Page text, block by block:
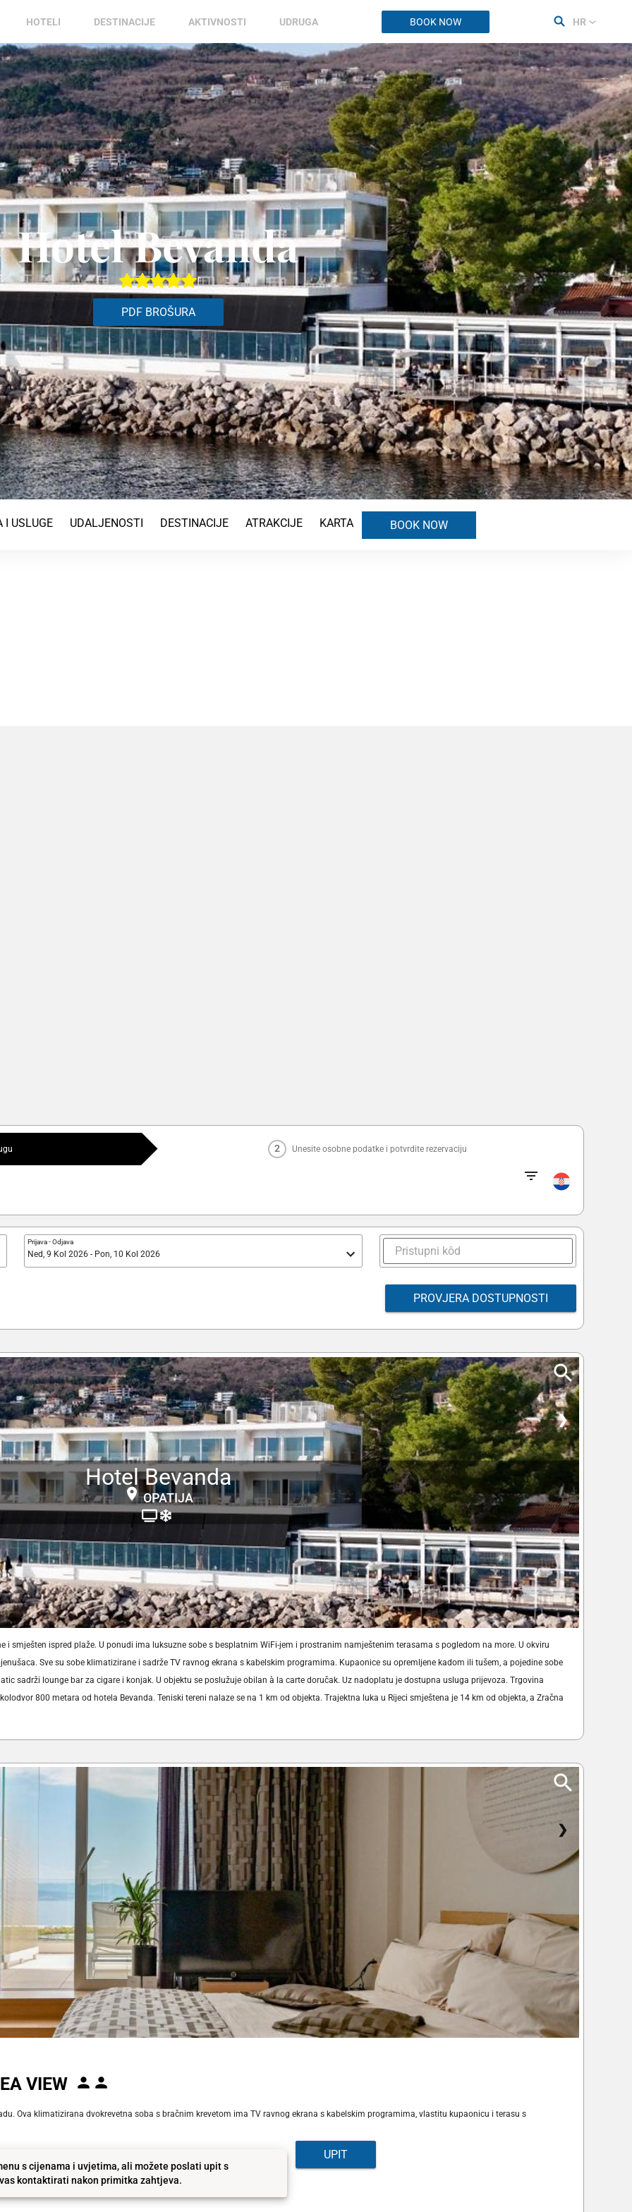
HOTELI DESTINACIJE AKTIVNOSTI UDRUGA BOOK NOW HR
Hotel Bevanda
PDF BROŠURA
I USLUGE UDALJENOSTI DESTINACIJE ATRAKCIJE KARTA BOOK NOW
2 Unesite osobne podatke i potvrdite rezervaciju
Prijava-Odjava
Ned, 9 Kol 2026 - Pon, 10 Kol 2026
PROVJERA DOSTUPNOSTI
❯
Hotel Bevanda
OPATIJA
i smješten ispred plaže. U ponudi ima luksuzne sobe s besplatnim WiFi-jem i prostranim namještenim terasama s pogledom na more. U okviru
Sve su sobe klimatizirane i sadrže TV ravnog ekrana s kabelskim programima. Kupaonice su opremljene kadom ili tušem, a pojedine sobe
sadrži lounge bar za cigare i konjak. U objektu se poslužuje obilan à la carte doručak. Uz nadoplatu je dostupna usluga prijevoza. Trgovina
800 metara od hotela Bevanda. Teniski tereni nalaze se na 1 km od objekta. Trajektna luka u Rijeci smještena je 14 km od objekta, a Zračna
❯
VIEW
Ova klimatizirana dvokrevetna soba s bračnim krevetom ima TV ravnog ekrana s kabelskim programima, vlastitu kupaonicu i terasu s
s cijenama i uvjetima, ali možete poslati upit s
kontaktirati nakon primitka zahtjeva.
UPIT